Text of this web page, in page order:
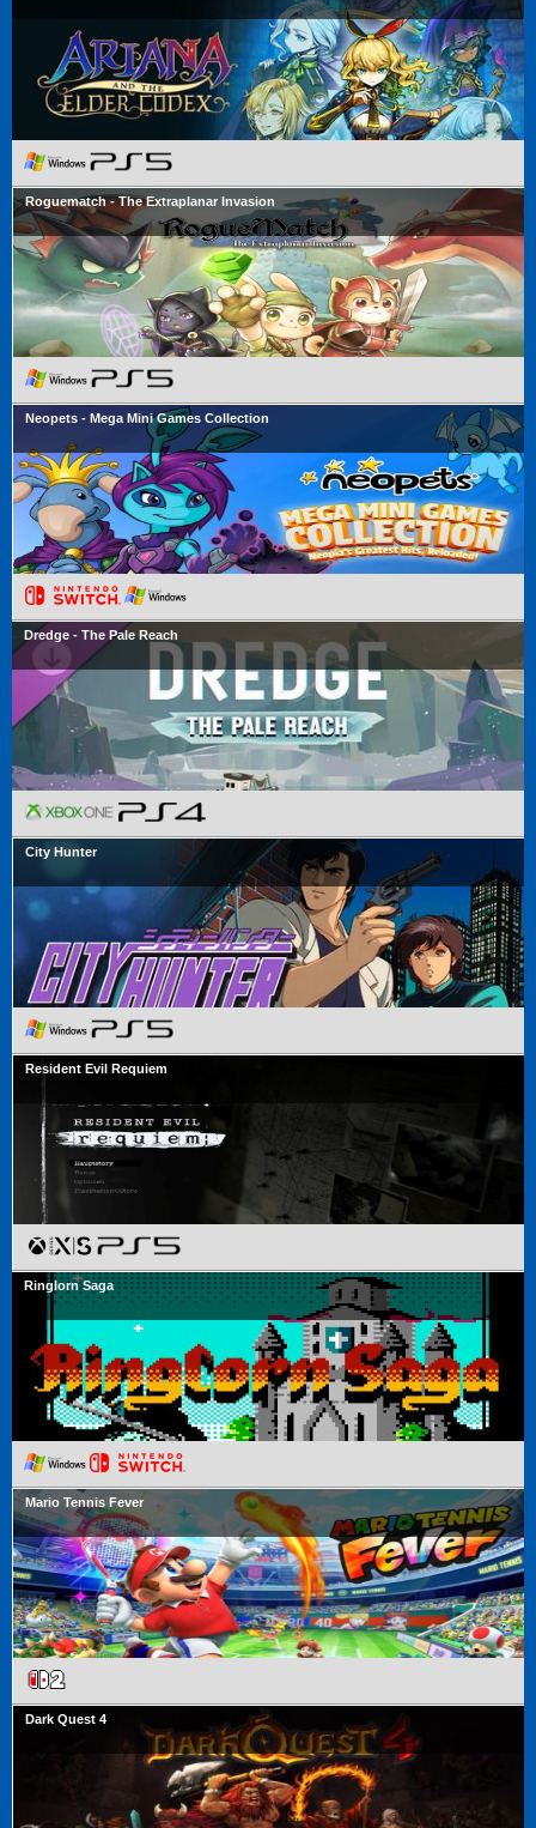
Roguematch - The Extraplanar Invasion
Neopets - Mega Mini Games Collection
Dredge - The Pale Reach
City Hunter
Resident Evil Requiem
Ringlorn Saga
Mario Tennis Fever
Dark Quest 4